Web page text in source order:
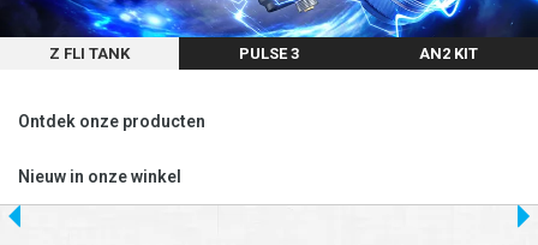
Z FLI TANK PULSE 3 AN2 KIT
Ontdek onze producten
Nieuw in onze winkel